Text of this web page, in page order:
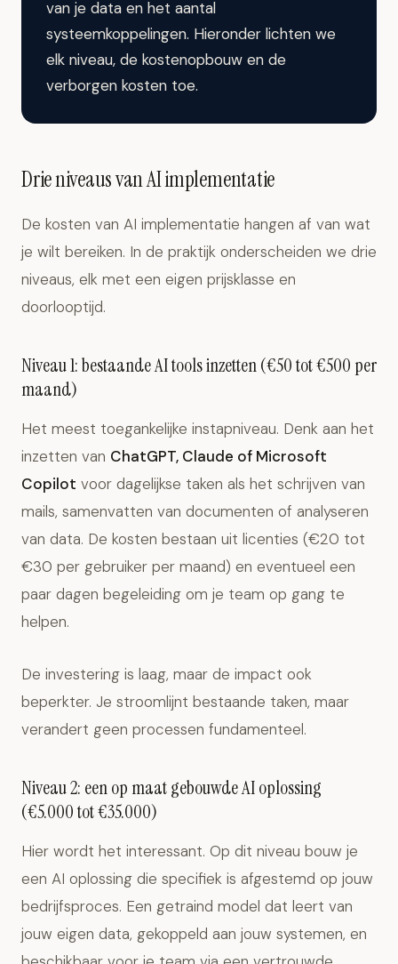
van je data en het aantal
systeemkoppelingen. Hieronder lichten we
elk niveau, de kostenopbouw en de
verborgen kosten toe.
Drie niveaus van AI implementatie
De kosten van AI implementatie hangen af van wat
je wilt bereiken. In de praktijk onderscheiden we drie
niveaus, elk met een eigen prijsklasse en
doorlooptijd.
Niveau 1: bestaande AI tools inzetten (€50 tot €500 per
maand)
Het meest toegankelijke instapniveau. Denk aan het
inzetten van ChatGPT, Claude of Microsoft
Copilot voor dagelijkse taken als het schrijven van
mails, samenvatten van documenten of analyseren
van data. De kosten bestaan uit licenties (€20 tot
€30 per gebruiker per maand) en eventueel een
paar dagen begeleiding om je team op gang te
helpen.
De investering is laag, maar de impact ook
beperkter. Je stroomlijnt bestaande taken, maar
verandert geen processen fundamenteel.
Niveau 2: een op maat gebouwde AI oplossing
(€5.000 tot €35.000)
Hier wordt het interessant. Op dit niveau bouw je
een AI oplossing die specifiek is afgestemd op jouw
bedrijfsproces. Een getraind model dat leert van
jouw eigen data, gekoppeld aan jouw systemen, en